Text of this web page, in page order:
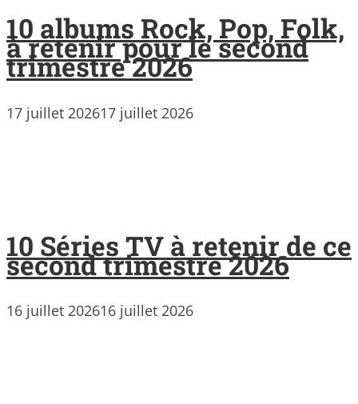
10 albums Rock, Pop, Folk,
à retenir pour le second
trimestre 2026
17 juillet 202617 juillet 2026
10 Séries TV à retenir de ce
second trimestre 2026
16 juillet 202616 juillet 2026